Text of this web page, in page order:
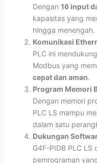
Dengan 16 input
kapasitas yang
hingga menengah.
Komunikasi
PLC ini
Modbus yang
cepat dan aman.
Program Memori
Dengan memori
PLC LS mampu
dalam satu
Dukungan
G4F-PIDB PLC
pemrograman